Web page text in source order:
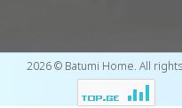
2026 © Batumi Home. All